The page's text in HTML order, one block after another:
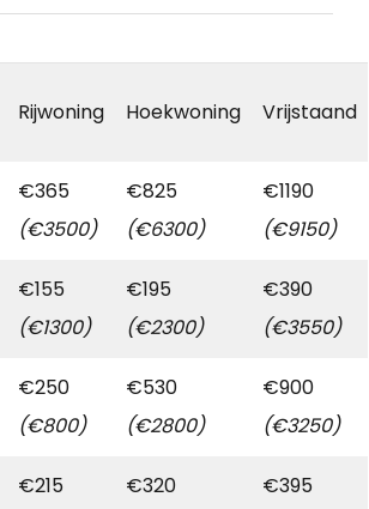
Rijwoning Hoekwoning Vrijstaand
€365
(€3500)
€825
(€6300)
€1190
(€9150)
€155
(€1300)
€195
(€2300)
€390
(€3550)
€250
(€800)
€530
(€2800)
€900
(€3250)
€215
€320
€395